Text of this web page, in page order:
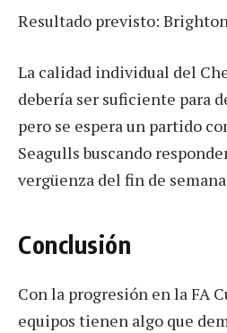
Resultado previsto:
La calidad individual del
debería ser suficiente para
pero se espera un partido
Seagulls buscando
vergüenza del fin de semana
Conclusión
Con la progresión en la FA
equipos tienen algo que